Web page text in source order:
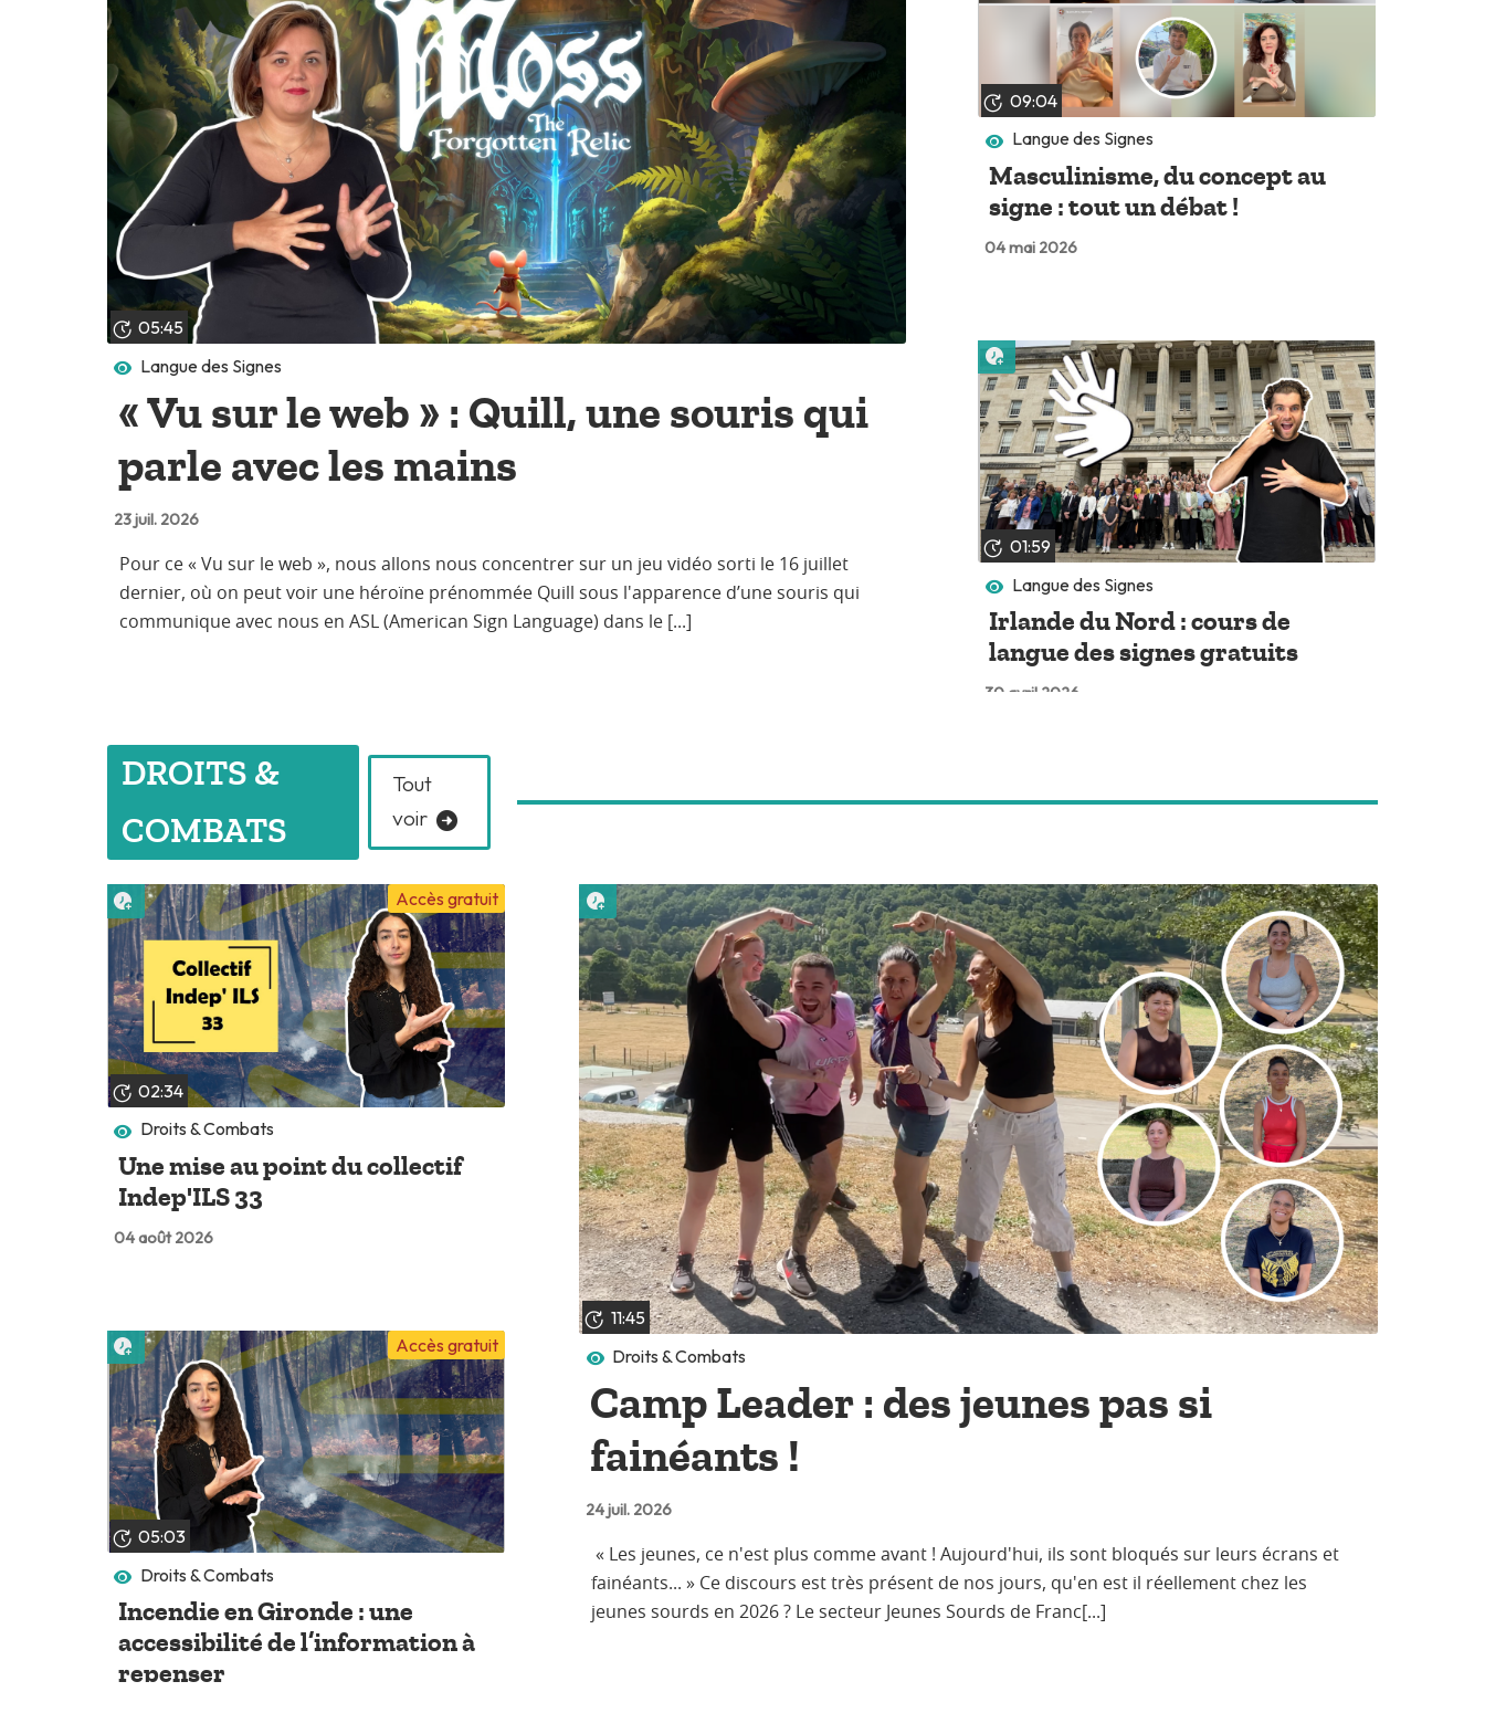
05:45
Langue des Signes
« Vu sur le web » : Quill, une souris qui
parle avec les mains
23 juil. 2026
Pour ce « Vu sur le web », nous allons nous concentrer sur un jeu vidéo sorti le 16 juillet
dernier, où on peut voir une héroïne prénommée Quill sous l'apparence d’une souris qui
communique avec nous en ASL (American Sign Language) dans le [...]
09:04
Langue des Signes
Masculinisme, du concept au
signe : tout un débat !
04 mai 2026
01:59
Langue des Signes
Irlande du Nord : cours de
langue des signes gratuits
30 avril 2026
Lire plus tard
DROITS &
COMBATS
Tout
voir
02:34
Accès gratuit
Droits & Combats
Une mise au point du collectif
Indep'ILS 33
04 août 2026
Lire plus tard
05:03
Accès gratuit
Droits & Combats
Incendie en Gironde : une
accessibilité de l’information à
repenser
Lire plus tard
11:45
Droits & Combats
Camp Leader : des jeunes pas si
fainéants !
24 juil. 2026
« Les jeunes, ce n'est plus comme avant ! Aujourd'hui, ils sont bloqués sur leurs écrans et
fainéants... » Ce discours est très présent de nos jours, qu'en est il réellement chez les
jeunes sourds en 2026 ? Le secteur Jeunes Sourds de Franc[...]
Lire plus tard